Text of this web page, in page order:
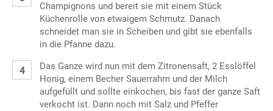
Champignons und bereit sie mit einem Stück
Küchenrolle von etwaigem Schmutz. Danach
schneidet man sie in Scheiben und gibt sie ebenfalls
in die Pfanne dazu.
Das Ganze wird nun mit dem Zitronensaft, 2 Esslöffel
Honig, einem Becher Sauerrahm und der Milch
aufgefüllt und sollte einkochen, bis fast der ganze Saft
verkocht ist. Dann noch mit Salz und Pfeffer